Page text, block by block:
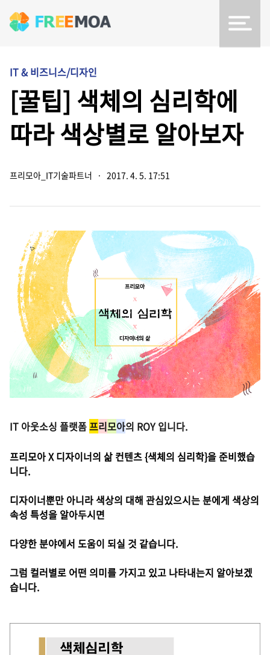
IT & 비즈니스/디자인
[꿀팁] 색체의 심리학에
따라 색상별로 알아보자
프리모아_IT기술파트너 · 2017. 4. 5. 17:51
IT 아웃소싱 플랫폼프리모아의 ROY 입니다.
프리모아 X 디자이너의 삶 컨텐츠 {색체의 심리학}을 준비했습
니다.
디자이너뿐만 아니라 색상의 대해 관심있으시는 분에게 색상의
속성 특성을 알아두시면
다양한 분야에서 도움이 되실 것 같습니다.
그럼 컬러별로 어떤 의미를 가지고 있고 나타내는지 알아보겠
습니다.